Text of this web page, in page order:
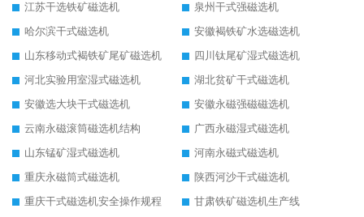
江苏干选铁矿磁选机
泉州干式强磁选机
哈尔滨干式磁选机
安徽褐铁矿水选磁选机
山东移动式褐铁矿尾矿磁选机
四川钛尾矿湿式磁选机
河北实验用室湿式磁选机
湖北贫矿干式磁选机
安徽选大块干式磁选机
安徽永磁强磁磁选机
云南永磁滚筒磁选机结构
广西永磁湿式磁选机
山东锰矿湿式磁选机
河南永磁式磁选机
重庆永磁筒式磁选机
陕西河沙干式磁选机
重庆干式磁选机安全操作规程
甘肃铁矿磁选机生产线